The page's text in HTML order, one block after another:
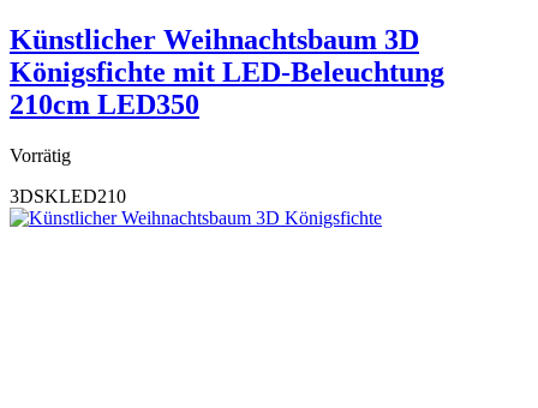
Künstlicher Weihnachtsbaum 3D
Königsfichte mit LED-Beleuchtung
210cm LED350
Vorrätig
3DSKLED210